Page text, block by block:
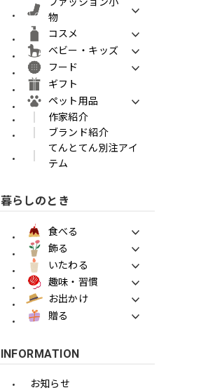
物
コスメ
ベビー・キッズ
フード
ギフト
ペット用品
作家紹介
ブランド紹介
てんとてん別注アイ
テム
暮らしのとき
食べる
飾る
いたわる
趣味・習慣
お出かけ
贈る
INFORMATION
お知らせ